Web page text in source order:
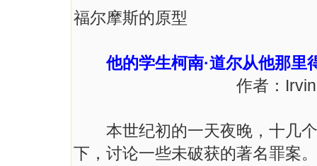
福尔摩斯的原型
他的学生柯南·道尔从他那里
作者：Irving
本世纪初的一天夜晚，十几个
下，讨论一些未破获的著名罪案